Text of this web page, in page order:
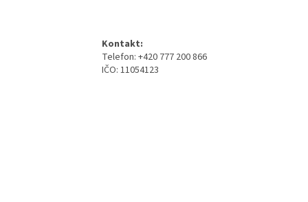
Kontakt:
Telefon: +420 777 200 866
IČO: 11054123